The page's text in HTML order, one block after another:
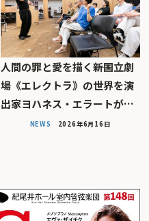
人間の罪と愛を描く――新国立劇
場《エレクトラ》の世界を演
出家ヨハネス・エラートが…
NEWS 2026年6月16日